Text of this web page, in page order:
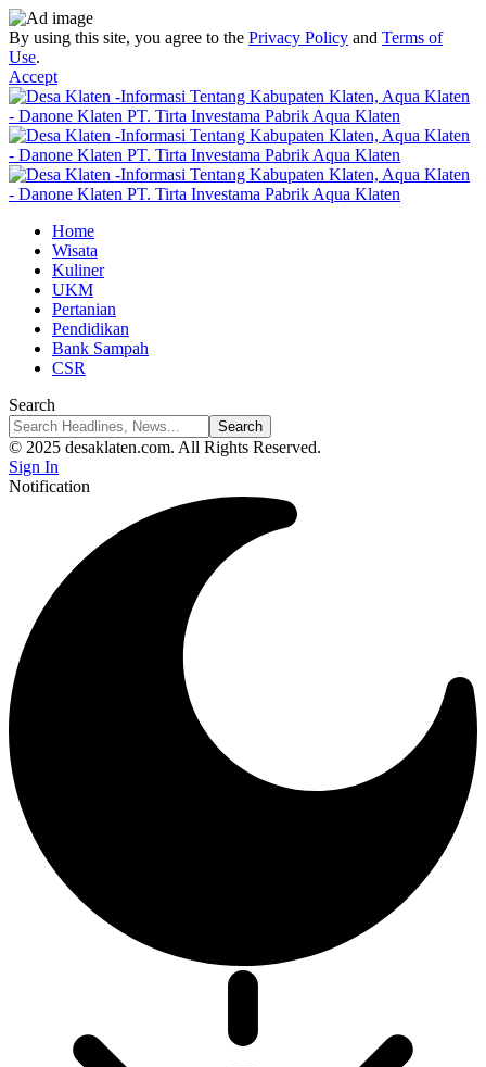
By using this site, you agree to the Privacy Policy and Terms of
Use.
Accept
Home
Wisata
Kuliner
UKM
Pertanian
Pendidikan
Bank Sampah
CSR
Search
© 2025 desaklaten.com. All Rights Reserved.
Sign In
Notification